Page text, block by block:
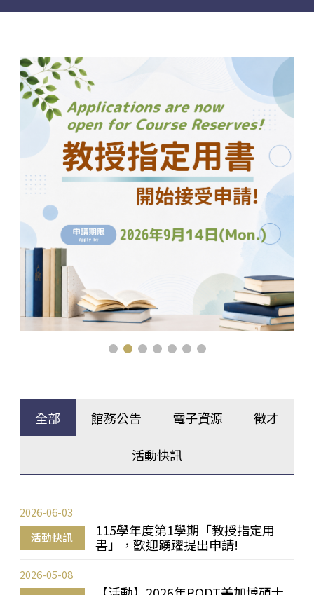
全部 館務公告 電子資源 徵才
活動快訊
活動快訊
115學年度第1學期「教授指定用
書」，歡迎踴躍提出申請!
2026-06-03
2026-05-08